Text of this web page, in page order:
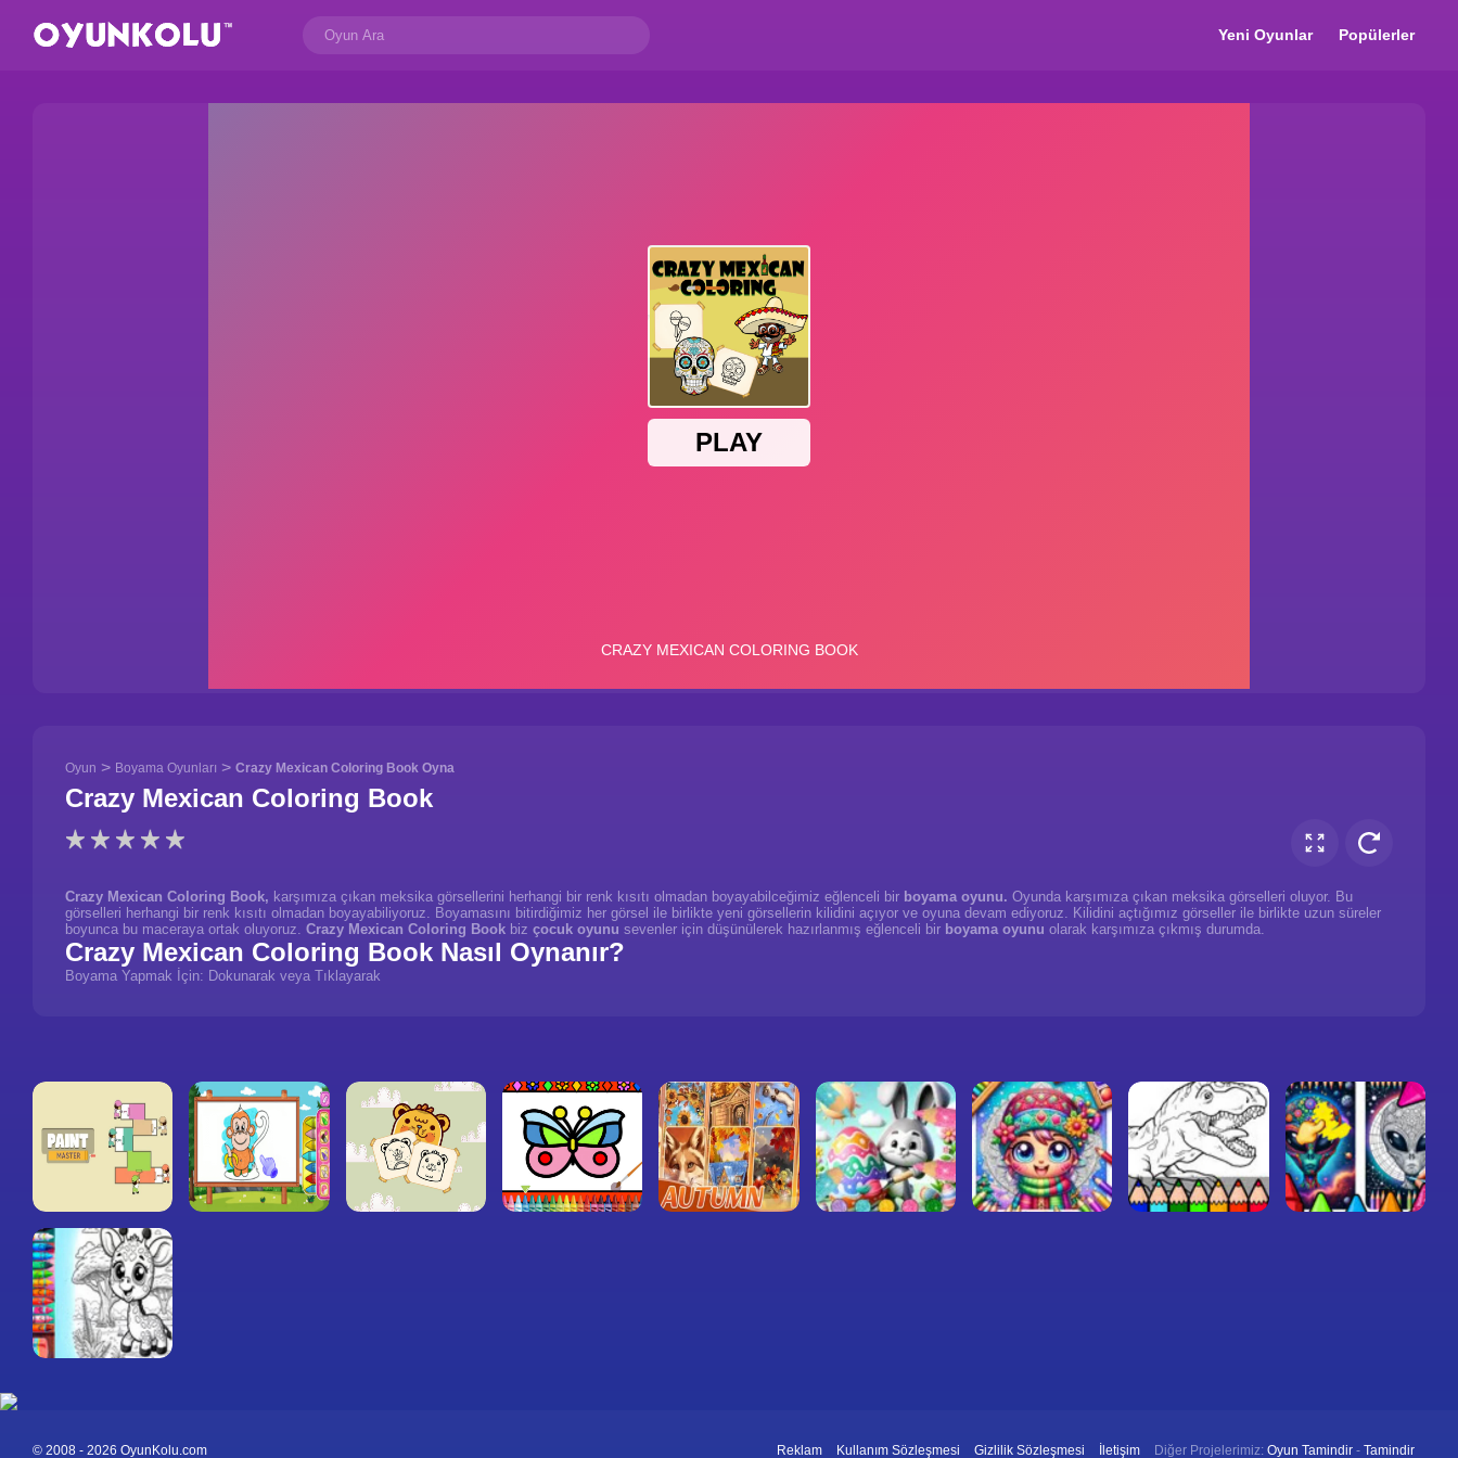
Yeni Oyunlar Popülerler
Oyun > Boyama Oyunları > Crazy Mexican Coloring Book Oyna
Crazy Mexican Coloring Book
Crazy Mexican Coloring Book, karşımıza çıkan meksika görsellerini herhangi bir renk kısıtı olmadan boyayabilceğimiz eğlenceli bir boyama oyunu. Oyunda karşımıza çıkan meksika görselleri oluyor. Bu
görselleri herhangi bir renk kısıtı olmadan boyayabiliyoruz. Boyamasını bitirdiğimiz her görsel ile birlikte yeni görsellerin kilidini açıyor ve oyuna devam ediyoruz. Kilidini açtığımız görseller ile birlikte uzun süreler
boyunca bu maceraya ortak oluyoruz. Crazy Mexican Coloring Book biz çocuk oyunu sevenler için düşünülerek hazırlanmış eğlenceli bir boyama oyunu olarak karşımıza çıkmış durumda.
Crazy Mexican Coloring Book Nasıl Oynanır?
Boyama Yapmak İçin: Dokunarak veya Tıklayarak
© 2008 - 2026 OyunKolu.com Reklam Kullanım Sözleşmesi Gizlilik Sözleşmesi İletişim Diğer Projelerimiz: Oyun Tamindir - Tamindir